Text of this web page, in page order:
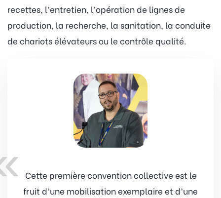
recettes, l’entretien, l’opération de lignes de
production, la recherche, la sanitation, la conduite
de chariots élévateurs ou le contrôle qualité.
Cette première convention collective est le
fruit d’une mobilisation exemplaire et d’une